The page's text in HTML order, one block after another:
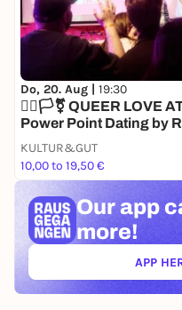
Do, 20. Aug | 19:30
🏳️‍🌈🏳️‍⚧️ QUEER LOVE
Power Point Dating by
KULTUR&GUT
10,00 to 19,50 €
Our app
more!
APP